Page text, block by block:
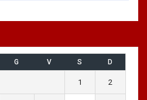
G V S D
1 2